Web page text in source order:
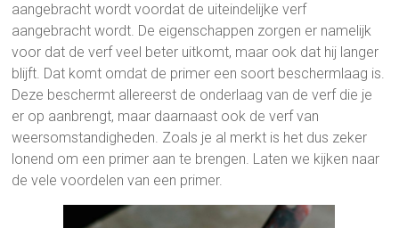
aangebracht wordt voordat de uiteindelijke verf
aangebracht wordt. De eigenschappen zorgen er namelijk
voor dat de verf veel beter uitkomt, maar ook dat hij langer
blijft. Dat komt omdat de primer een soort beschermlaag is.
Deze beschermt allereerst de onderlaag van de verf die je
er op aanbrengt, maar daarnaast ook de verf van
weersomstandigheden. Zoals je al merkt is het dus zeker
lonend om een primer aan te brengen. Laten we kijken naar
de vele voordelen van een primer.